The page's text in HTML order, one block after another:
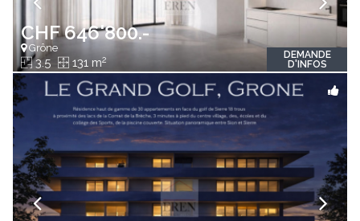
CHF 646'800.-
Grône
3.5 131 m2
DEMANDE
D'INFOS